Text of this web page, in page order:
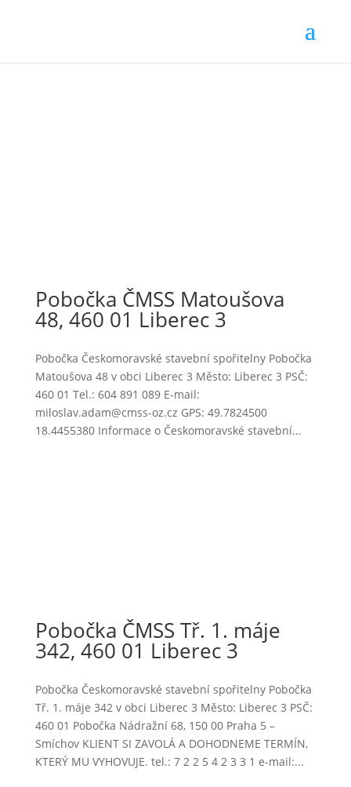
Pobočka ČMSS Matoušova
48, 460 01 Liberec 3
Pobočka Českomoravské stavební spořitelny Pobočka
Matoušova 48 v obci Liberec 3 Město: Liberec 3 PSČ:
460 01 Tel.: 604 891 089 E-mail:
miloslav.adam@cmss-oz.cz GPS: 49.7824500
18.4455380 Informace o Českomoravské stavební...
Pobočka ČMSS Tř. 1. máje
342, 460 01 Liberec 3
Pobočka Českomoravské stavební spořitelny Pobočka
Tř. 1. máje 342 v obci Liberec 3 Město: Liberec 3 PSČ:
460 01 Pobočka Nádražní 68, 150 00 Praha 5 –
Smíchov KLIENT SI ZAVOLÁ A DOHODNEME TERMÍN,
KTERÝ MU VYHOVUJE. tel.: 7 2 2 5 4 2 3 3 1 e-mail:...